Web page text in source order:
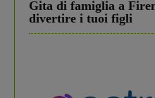
Gita di famiglia a
divertire i tuoi figli